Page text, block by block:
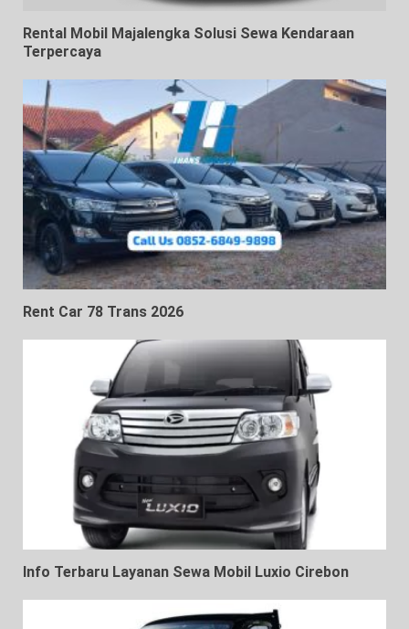
Rental Mobil Majalengka Solusi Sewa Kendaraan
Terpercaya
Rent Car 78 Trans 2026
Info Terbaru Layanan Sewa Mobil Luxio Cirebon